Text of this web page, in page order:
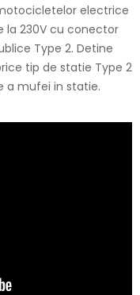
electrice
la 230V cu conector
Type 2. Detine
tip de statie Type 2
a mufei in statie.